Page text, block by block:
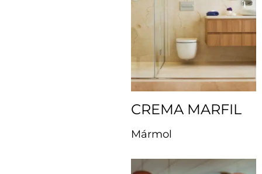
CREMA MARFIL
Mármol